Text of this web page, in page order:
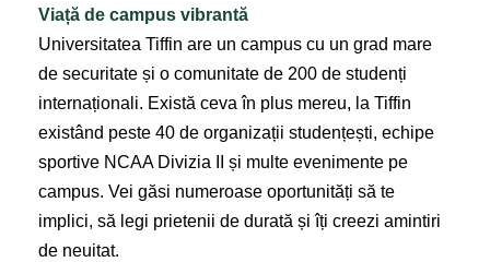
Viață de campus vibrantă
Universitatea Tiffin are un campus cu un grad mare
de securitate și o comunitate de 200 de studenți
internaționali. Există ceva în plus mereu, la Tiffin
existând peste 40 de organizații studențești, echipe
sportive NCAA Divizia II și multe evenimente pe
campus. Vei găsi numeroase oportunități să te
implici, să legi prietenii de durată și îți creezi amintiri
de neuitat.